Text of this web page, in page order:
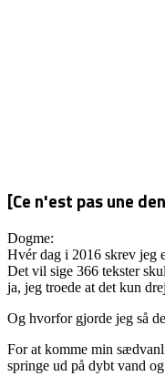
[Ce n'est pas une
Dogme:
Hvér dag i 2016 skrev jeg
Det vil sige 366 tekster
ja, jeg troede at det kun
Og hvorfor gjorde jeg så
For at komme min
springe ud på dybt vand